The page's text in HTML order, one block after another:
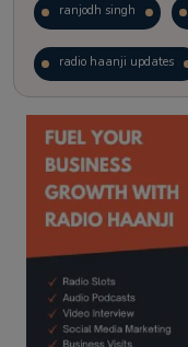
ranjodh singh
radio haanji updates
kitaab kahani